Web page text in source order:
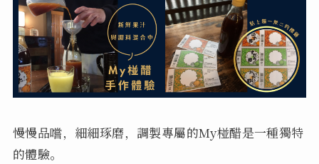
慢慢品嚐，細細琢磨，調製專屬的My椪醋是一種獨特
的體驗。